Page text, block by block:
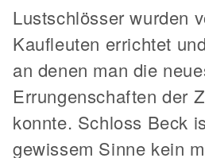
Lustschlösser wurden
Kaufleuten errichtet
an denen man die
Errungenschaften der
konnte. Schloss Beck
gewissem Sinne kein